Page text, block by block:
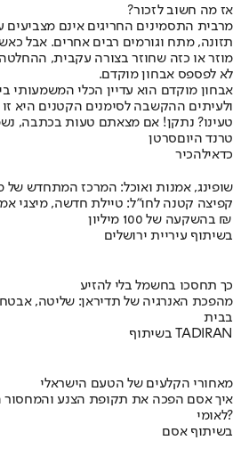
אז מה חשוב לזכור?
מרבית התסמינים החריגים אינם מצביעים
תזונה, מתח וגורמים רבים אחרים. אבל
מוזר או כזה שחוזר בצורה עקבית, ההחלטה
לא לפספס אבחון מוקדם.
אבחון מוקדם הוא עדיין הכלי
ולעיתים ההקשבה לסימנים הקטנים היא
טעינו? נתקן! אם מצאתם טעות בכתבה,
טרנד היוםסרטן
כדאילהכיר
שופינג, אמנות ואוכל: המרכז המתחדש של
קפיצה קטנה לחו"ל: טיילת חדשה, מיצגי
בהשקעה של 100 מיליון ₪
בשיתוף עיריית ירושלים
כך תחסכו בחשמל בלי להזיע
מהפכת האנרגיה של תדיראן: שליטה,
בבית
בשיתוף TADIRAN
מאחורי הקלעים של הטעם הישראלי
לאומי?
בשיתוף אסם